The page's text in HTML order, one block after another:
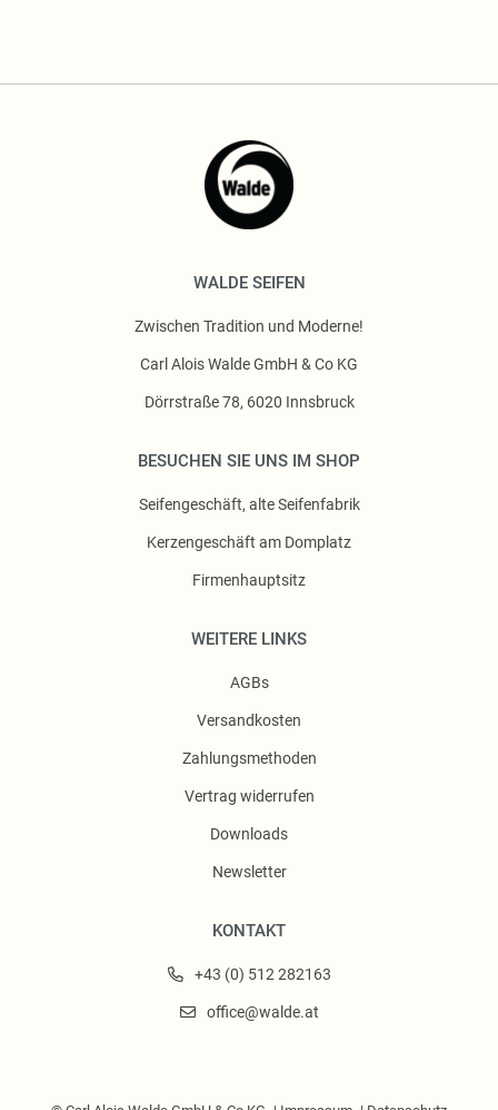
WALDE SEIFEN
Zwischen Tradition und Moderne!
Carl Alois Walde GmbH & Co KG
Dörrstraße 78, 6020 Innsbruck
BESUCHEN SIE UNS IM SHOP
Seifengeschäft, alte Seifenfabrik
Kerzengeschäft am Domplatz
Firmenhauptsitz
WEITERE LINKS
AGBs
Versandkosten
Zahlungsmethoden
Vertrag widerrufen
Downloads
Newsletter
KONTAKT
+43 (0) 512 282163
office@walde.at